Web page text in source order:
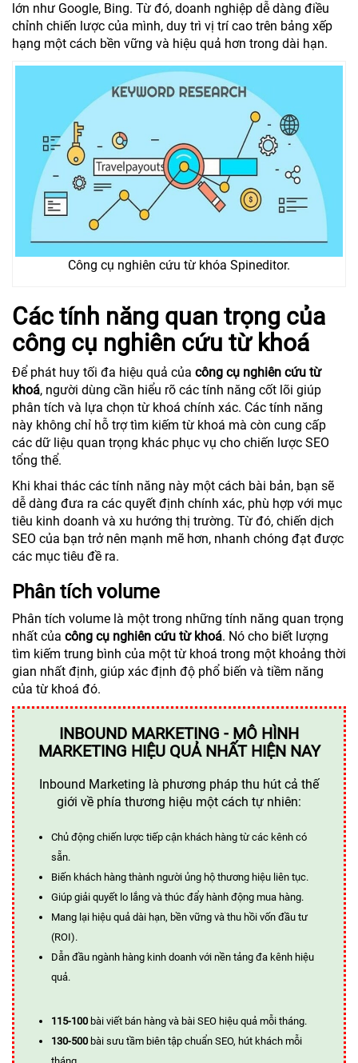
lớn như Google, Bing. Từ đó, doanh nghiệp dễ dàng điều
chỉnh chiến lược của mình, duy trì vị trí cao trên bảng xếp
hạng một cách bền vững và hiệu quả hơn trong dài hạn.
Công cụ nghiên cứu từ khóa Spineditor.
Các tính năng quan trọng của
công cụ nghiên cứu từ khoá
Để phát huy tối đa hiệu quả của công cụ nghiên cứu từ
khoá, người dùng cần hiểu rõ các tính năng cốt lõi giúp
phân tích và lựa chọn từ khoá chính xác. Các tính năng
này không chỉ hỗ trợ tìm kiếm từ khoá mà còn cung cấp
các dữ liệu quan trọng khác phục vụ cho chiến lược SEO
tổng thể.
Khi khai thác các tính năng này một cách bài bản, bạn sẽ
dễ dàng đưa ra các quyết định chính xác, phù hợp với mục
tiêu kinh doanh và xu hướng thị trường. Từ đó, chiến dịch
SEO của bạn trở nên mạnh mẽ hơn, nhanh chóng đạt được
các mục tiêu đề ra.
Phân tích volume
Phân tích volume là một trong những tính năng quan trọng
nhất của công cụ nghiên cứu từ khoá. Nó cho biết lượng
tìm kiếm trung bình của một từ khoá trong một khoảng thời
gian nhất định, giúp xác định độ phổ biến và tiềm năng
của từ khoá đó.
INBOUND MARKETING - MÔ HÌNH
MARKETING HIỆU QUẢ NHẤT HIỆN NAY
Inbound Marketing là phương pháp thu hút cả thế
giới về phía thương hiệu một cách tự nhiên:
Chủ động chiến lược tiếp cận khách hàng từ các kênh có
sẵn.
Biến khách hàng thành người ủng hộ thương hiệu liên tục.
Giúp giải quyết lo lắng và thúc đẩy hành động mua hàng.
Mang lại hiệu quả dài hạn, bền vững và thu hồi vốn đầu tư
(ROI).
Dẫn đầu ngành hàng kinh doanh với nền tảng đa kênh hiệu
quả.
115-100 bài viết bán hàng và bài SEO hiệu quả mỗi tháng.
130-500 bài sưu tầm biên tập chuẩn SEO, hút khách mỗi